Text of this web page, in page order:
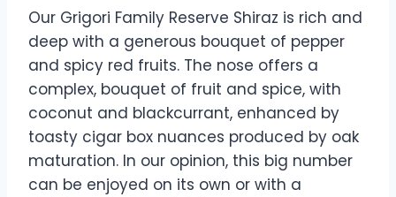
Our Grigori Family Reserve Shiraz is rich and
deep with a generous bouquet of pepper
and spicy red fruits. The nose offers a
complex, bouquet of fruit and spice, with
coconut and blackcurrant, enhanced by
toasty cigar box nuances produced by oak
maturation. In our opinion, this big number
can be enjoyed on its own or with a